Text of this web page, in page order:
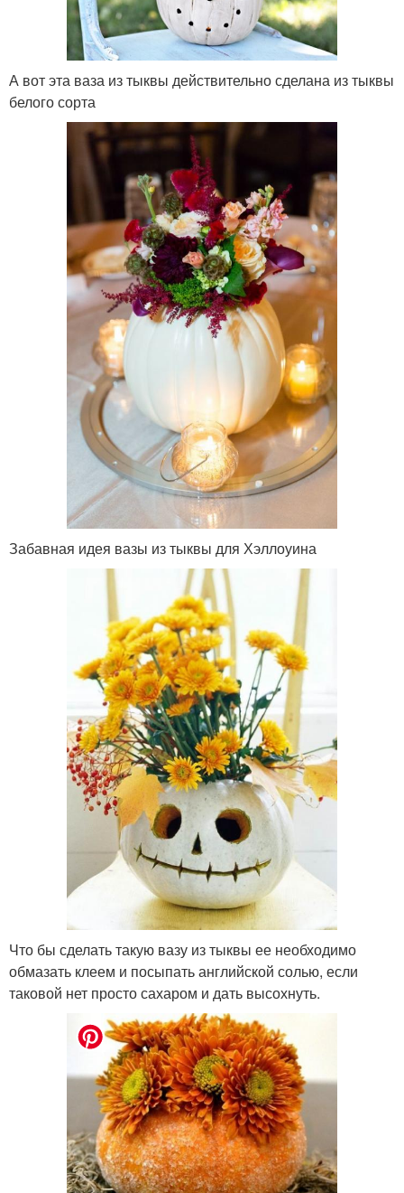
А вот эта ваза из тыквы действительно сделана из тыквы
белого сорта
Забавная идея вазы из тыквы для Хэллоуина
Что бы сделать такую вазу из тыквы ее необходимо
обмазать клеем и посыпать английской солью, если
таковой нет просто сахаром и дать высохнуть.